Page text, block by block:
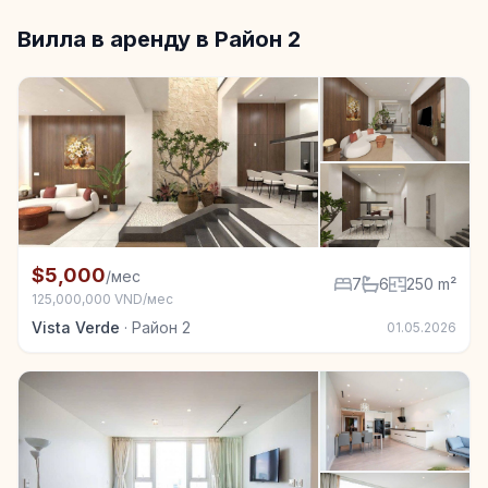
Вилла в аренду в Район 2
Вилла в аренду в Район 2, 7 спал., 250 m²
$5,000/мес
125,000,000 VND/мес
7 6 250 m²
Vista Verde · Район 2 01.05.2026